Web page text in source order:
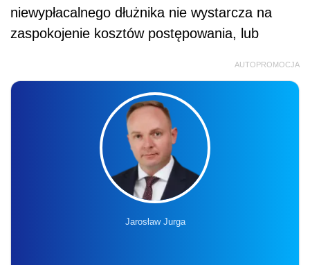
niewypłacalnego dłużnika nie wystarcza na
zaspokojenie kosztów postępowania, lub
AUTOPROMOCJA
Jarosław Jurga